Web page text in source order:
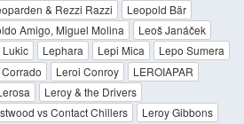
& Rezzi Razzi
Leopold Bär
Amigo, Miguel Molina
Leoš Janáček
Lukic Lephara Lepi Mica
Lepo Sumera
Leroi Conroy
LEROIAPAR
Leroy & the Drivers
vs Contact Chillers
Leroy Gibbons